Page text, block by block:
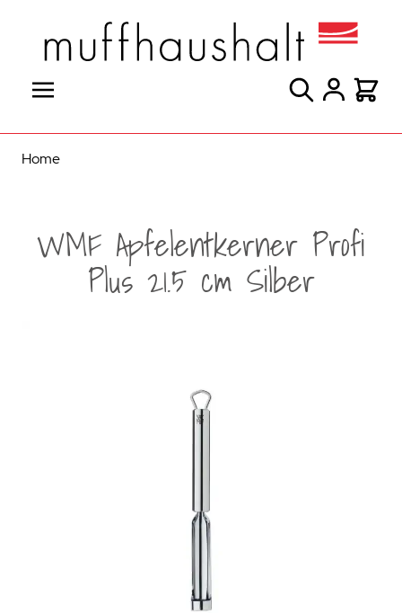
Suche
Home
WMF Apfelentkerner Profi
Plus 21.5 cm Silber